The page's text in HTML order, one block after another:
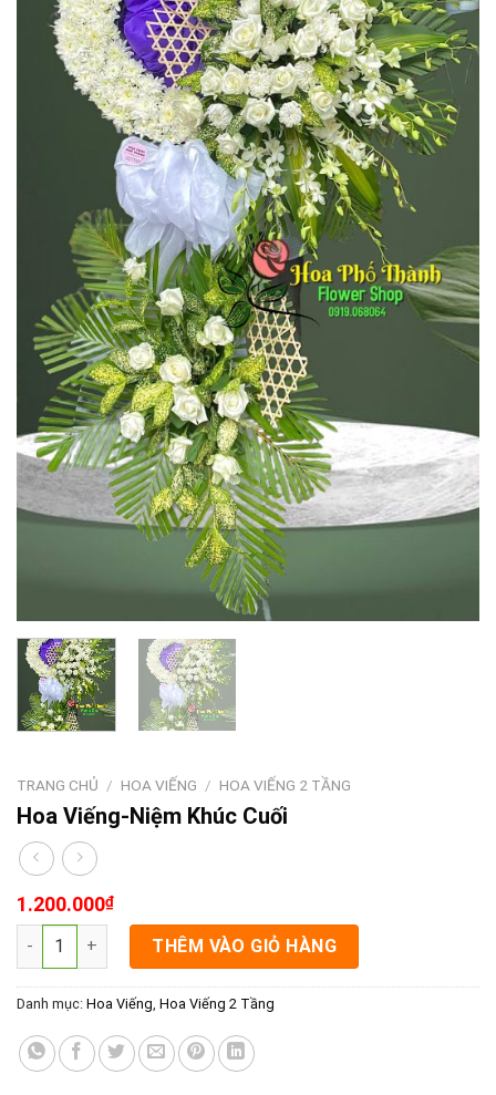
TRANG CHỦ / HOA VIẾNG / HOA VIẾNG 2 TẦNG
Hoa Viếng-Niệm Khúc Cuối
1.200.000₫
Hoa Viếng-Niệm Khúc Cuối số lượng
THÊM VÀO GIỎ HÀNG
Danh mục: Hoa Viếng Hoa Viếng 2 Tầng